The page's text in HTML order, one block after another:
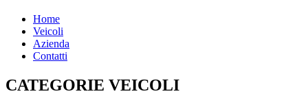
Home
Veicoli
Azienda
Contatti
CATEGORIE VEICOLI